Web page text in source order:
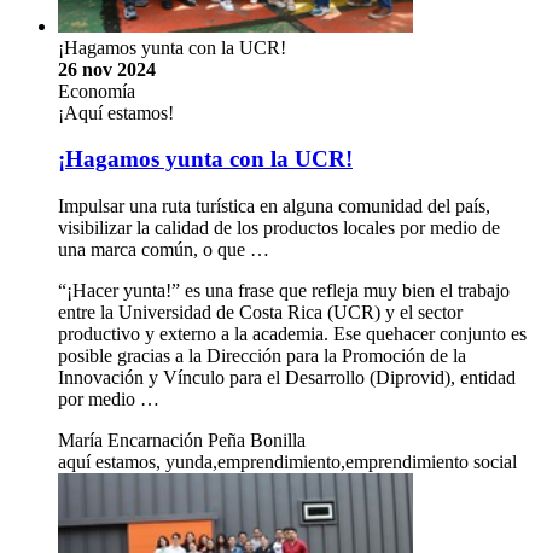
¡Hagamos yunta con la UCR!
26 nov 2024
Economía
¡Aquí estamos!
¡Hagamos yunta con la UCR!
Impulsar una ruta turística en alguna comunidad del país,
visibilizar la calidad de los productos locales por medio de
una marca común, o que …
“¡Hacer yunta!” es una frase que refleja muy bien el trabajo
entre la Universidad de Costa Rica (UCR) y el sector
productivo y externo a la academia. Ese quehacer conjunto es
posible gracias a la Dirección para la Promoción de la
Innovación y Vínculo para el Desarrollo (Diprovid), entidad
por medio …
María Encarnación Peña Bonilla
aquí estamos, yunda,emprendimiento,emprendimiento social